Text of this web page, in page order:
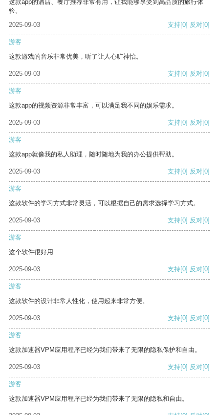
这款app的酒店、餐厅推荐非常有用，让我能够享受到高品质的旅行体
验。
2025-09-03
支持[0] 反对[0]
游客
这款游戏的音乐非常优美，听了让人心旷神怡。
2025-09-03 支持[0] 反对[0]
游客
这款app的视频资源非常丰富，可以满足我不同的娱乐需求。
2025-09-03 支持[0] 反对[0]
游客
这款app就像我的私人助理，随时随地为我的办公提供帮助。
2025-09-03 支持[0] 反对[0]
游客
这款软件的学习方式非常灵活，可以根据自己的需求选择学习方式。
2025-09-03 支持[0] 反对[0]
游客
这个软件很好用
2025-09-03 支持[0] 反对[0]
游客
这款软件的设计非常人性化，使用起来非常方便。
2025-09-03 支持[0] 反对[0]
游客
这款加速器VPM应用程序已经为我们带来了无限的隐私保护和自由。
2025-09-03 支持[0] 反对[0]
游客
这款加速器VPM应用程序已经为我们带来了无限的隐私和自由。